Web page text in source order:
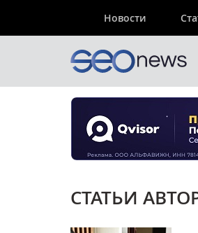
Новости
СТАТЬИ